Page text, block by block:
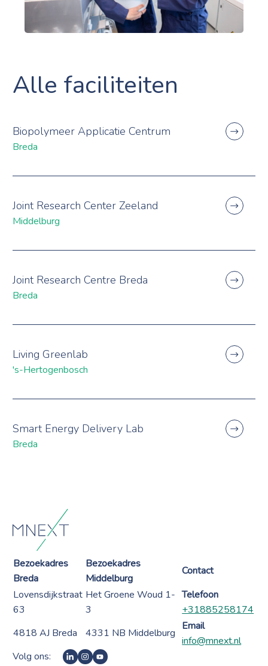
Alle faciliteiten
Biopolymeer Applicatie Centrum
Breda
Joint Research Center Zeeland
Middelburg
Joint Research Centre Breda
Breda
Living Greenlab
's-Hertogenbosch
Smart Energy Delivery Lab
Breda
Bezoekadres
Breda
Bezoekadres
Middelburg
Contact
Lovensdijkstraat
63
Het Groene Woud 1-
3
Telefoon
+31885258174
4818 AJ Breda
4331 NB Middelburg
Email
info@mnext.nl
Volg ons: